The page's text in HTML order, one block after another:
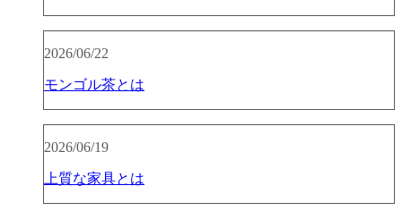
2026/06/22
モンゴル茶とは
2026/06/19
上質な家具とは